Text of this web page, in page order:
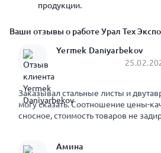
продукции.
Ваши отзывы о работе Урал Тех
Yermek Daniyarbekov
Заказывал стальные листы и
могу сказать. Соотношение цены-
сносное, стоимость товаров не
Амина